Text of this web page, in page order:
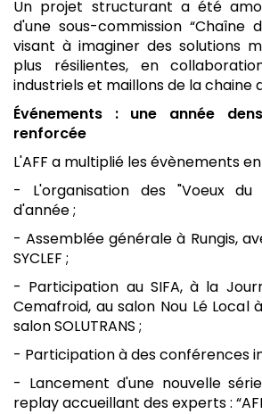
Un projet structurant a été
d'une sous-commission “Chaîne
visant à imaginer des solutions
plus résilientes, en
industriels et maillons de la chaine
Événements : une année
renforcée
L'AFF a multiplié les évènements en
- L'organisation des "Voeux
d'année ;
- Assemblée générale à Rungis,
SYCLEF ;
- Participation au SIFA, à la
Cemafroid, au salon Nou Lé Local
salon SOLUTRANS ;
- Participation à des conférences
- Lancement d'une nouvelle
replay accueillant des experts :